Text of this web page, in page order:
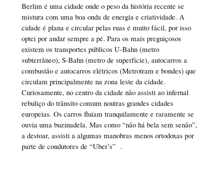
Berlim é uma cidade onde o peso da história recente se
mistura com uma boa onda de energia e criatividade. A
cidade é plana e circular pelas ruas é muito fácil, por isso
optei por andar sempre a pé. Para os mais preguiçosos
existem os transportes públicos U-Bahn (metro
subterrâneo), S-Bahn (metro de superfície), autocarros a
combustão e autocarros elétricos (Metrotram e bondes) que
circulam principalmente na zona leste da cidade.
Curiosamente, no centro da cidade não assisti ao infernal
rebuliço do trânsito comum noutras grandes cidades
europeias. Os carros fluíam tranquilamente e raramente se
ouvia uma buzinadela. Mas como “não há bela sem senão”,
a destoar, assisti a algumas manobras menos ortodoxas por
parte de condutores de “Uber’s” .